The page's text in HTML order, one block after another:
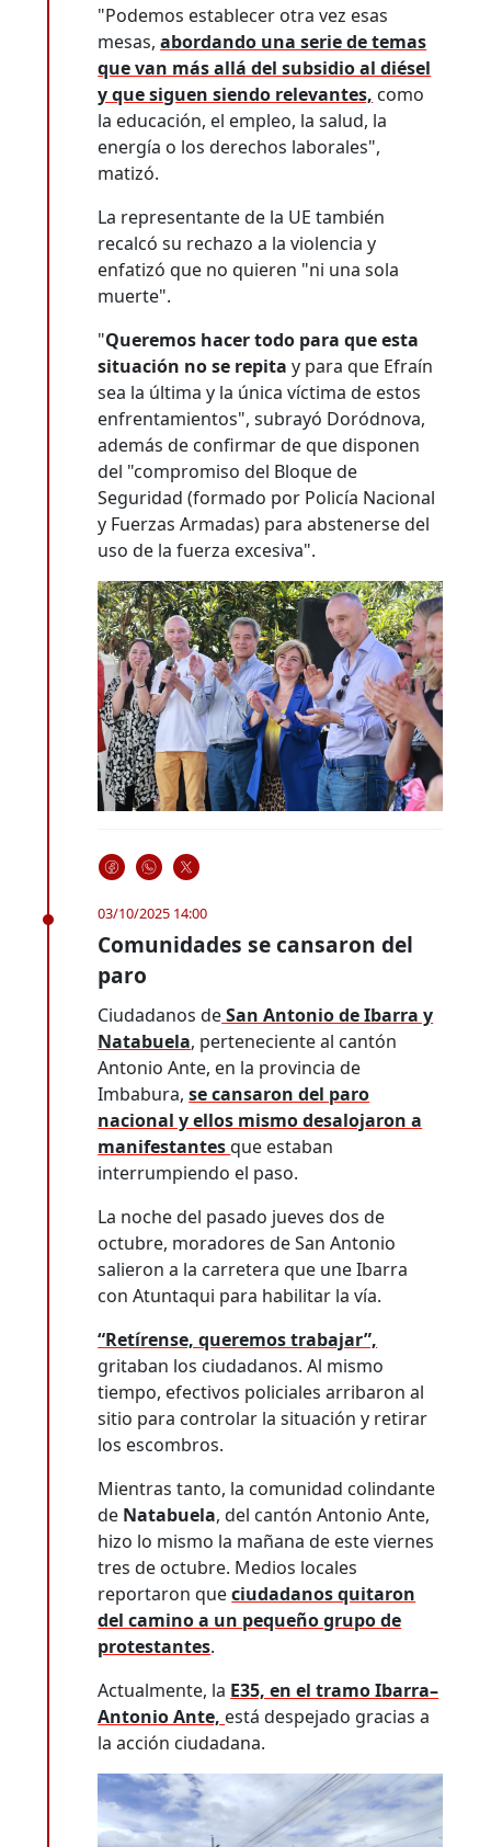
"Podemos establecer otra vez esas
mesas,abordando una serie de temas
que van más allá del subsidio al diésel
y que siguen siendo relevantes, como
la educación, el empleo, la salud, la
energía o los derechos laborales",
matizó.
La representante de la UE también
recalcó su rechazo a la violencia y
enfatizó que no quieren "ni una sola
muerte".
"Queremos hacer todo para que esta
situación no se repita y para que Efraín
sea la última y la única víctima de estos
enfrentamientos", subrayó Doródnova,
además de confirmar de que disponen
del "compromiso del Bloque de
Seguridad (formado por Policía Nacional
y Fuerzas Armadas) para abstenerse del
uso de la fuerza excesiva".
03/10/2025 14:00
Comunidades se cansaron del
paro
Ciudadanos deSan Antonio de Ibarra y
Natabuela, perteneciente al cantón
Antonio Ante, en la provincia de
Imbabura,se cansaron del paro
nacional y ellos mismo desalojaron a
manifestantesque estaban
interrumpiendo el paso.
La noche del pasado jueves dos de
octubre, moradores de San Antonio
salieron a la carretera que une Ibarra
con Atuntaqui para habilitar la vía.
“Retírense, queremos trabajar”,
gritaban los ciudadanos. Al mismo
tiempo, efectivos policiales arribaron al
sitio para controlar la situación y retirar
los escombros.
Mientras tanto, la comunidad colindante
de Natabuela, del cantón Antonio Ante,
hizo lo mismo la mañana de este viernes
tres de octubre. Medios locales
reportaron queciudadanos quitaron
del camino a un pequeño grupo de
protestantes.
Actualmente, la E35, en el tramo Ibarra–
Antonio Ante, está despejado gracias a
la acción ciudadana.